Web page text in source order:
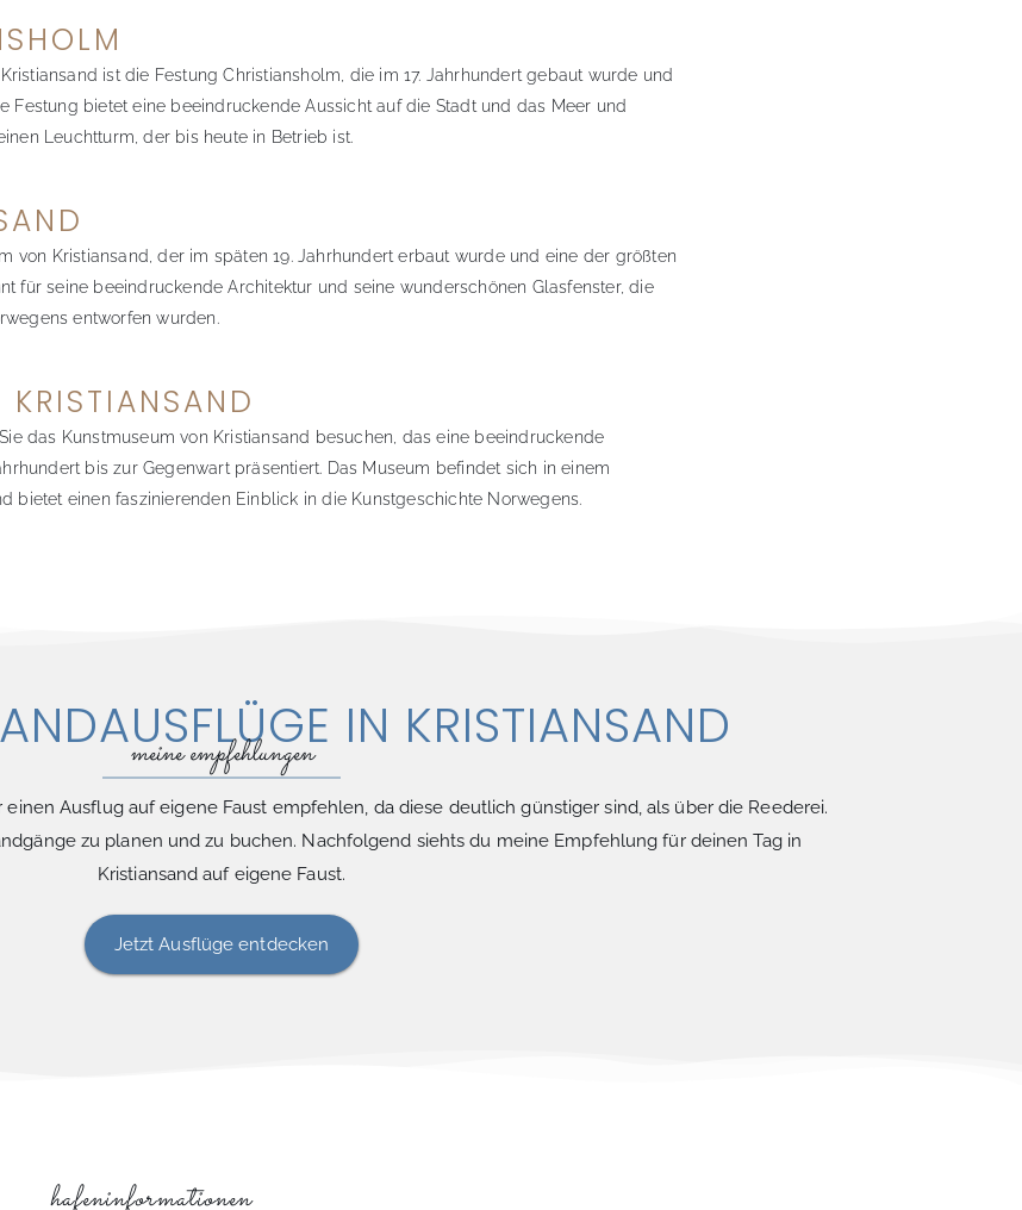
ist die Festung Christiansholm, die im 17. Jahrhundert gebaut wurde und
Festung bietet eine beeindruckende Aussicht auf die Stadt und das Meer und
Leuchtturm, der bis heute in Betrieb ist.
von Kristiansand, der im späten 19. Jahrhundert erbaut wurde und eine der größten
für seine beeindruckende Architektur und seine wunderschönen Glasfenster, die
entworfen wurden.
das Kunstmuseum von Kristiansand besuchen, das eine beeindruckende
bis zur Gegenwart präsentiert. Das Museum befindet sich in einem
bietet einen faszinierenden Einblick in die Kunstgeschichte Norwegens.
IN KRISTIANSAND​
meine empfehlungen
Ausflug auf eigene Faust empfehlen, da diese deutlich günstiger sind, als über die Reederei.
zu planen und zu buchen. Nachfolgend siehts du meine Empfehlung für deinen Tag in
Kristiansand auf eigene Faust.
Jetzt Ausflüge entdecken
hafeninformationen